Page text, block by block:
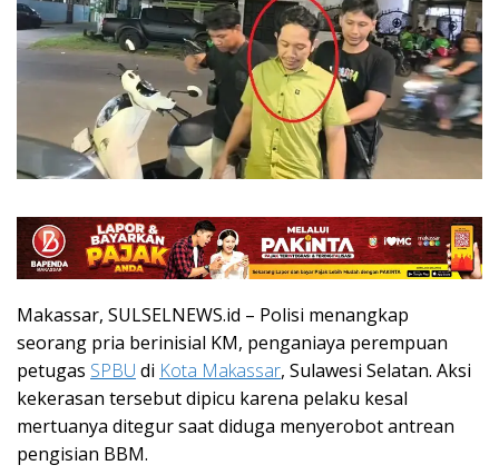
Makassar, SULSELNEWS.id – Polisi menangkap
seorang pria berinisial KM, penganiaya perempuan
petugas SPBU di Kota Makassar, Sulawesi Selatan. Aksi
kekerasan tersebut dipicu karena pelaku kesal
mertuanya ditegur saat diduga menyerobot antrean
pengisian BBM.